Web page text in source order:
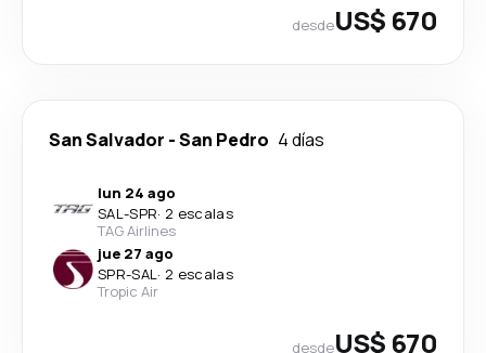
desdeUS$ 670
San Salvador -San Pedro 4 días
lun 24 ago
SAL-SPR· 2 escalas
TAG Airlines
jue 27 ago
SPR-SAL· 2 escalas
Tropic Air
desdeUS$ 670